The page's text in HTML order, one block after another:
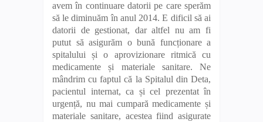
avem în continuare datorii pe care sperăm
să le diminuăm în anul 2014. E dificil să ai
datorii de gestionat, dar altfel nu am fi
putut să asigurăm o bună funcționare a
spitalului și o aprovizionare ritmică cu
medicamente și materiale sanitare. Ne
mândrim cu faptul că la Spitalul din Deta,
pacientul internat, ca și cel prezentat în
urgență, nu mai cumpară medicamente și
materiale sanitare, acestea fiind asigurate